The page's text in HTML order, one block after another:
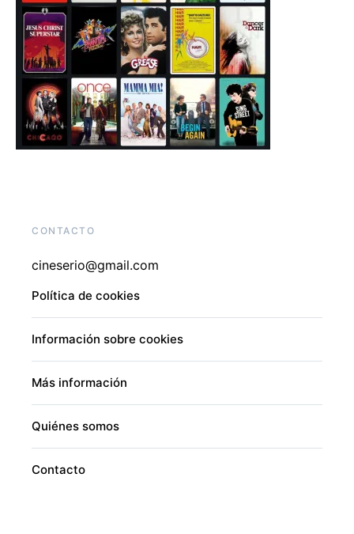
CONTACTO
cineserio@gmail.com
Política de cookies
Información sobre cookies
Más información
Quiénes somos
Contacto